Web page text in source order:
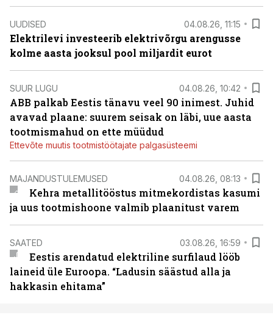
UUDISED 04.08.26, 11:15
Elektrilevi investeerib elektrivõrgu arengusse
kolme aasta jooksul pool miljardit eurot
SUUR LUGU 04.08.26, 10:42
ABB palkab Eestis tänavu veel 90 inimest. Juhid
avavad plaane: suurem seisak on läbi, uue aasta
tootmismahud on ette müüdud
Ettevõte muutis tootmistöötajate palgasüsteemi
MAJANDUSTULEMUSED 04.08.26, 08:13
Kehra metallitööstus mitmekordistas kasumi
ja uus tootmishoone valmib plaanitust varem
SAATED 03.08.26, 16:59
Eestis arendatud elektriline surfilaud lööb
laineid üle Euroopa. “Ladusin säästud alla ja
hakkasin ehitama”